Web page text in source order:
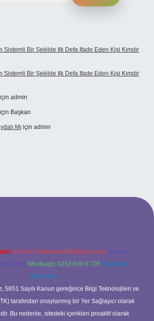
Sistemli Bir Şekilde Ilk Defa Ifade Eden Kişi Kimdir
Sistemli Bir Şekilde Ilk Defa Ifade Eden Kişi Kimdir
için admin
için Başkan
Mı için admin
E-mail: backlinkpaneli@gmail.com Teams:
Whatsapp: 0262 606 0 726 Telegram:
@karabul
5651 Sayılı Kanun gereğince Bilgi Teknolojileri ve
tarafından onaylanmış bir Yer Sağlayıcı olarak
Bu nedenle, sitedeki içerikleri proaktif olarak